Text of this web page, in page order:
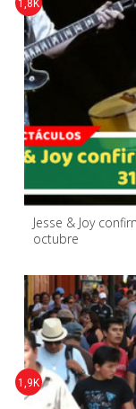
Jesse & Joy
octubre
1,8K
1,9K